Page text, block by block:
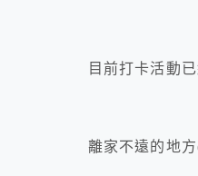
目前打卡活動
離家不遠的地